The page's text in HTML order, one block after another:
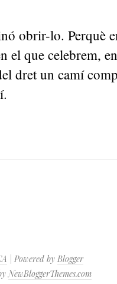
obrir-lo. Perquè
el que celebrem,
dret un camí
| Powered by Blogger
NewBloggerThemes.com